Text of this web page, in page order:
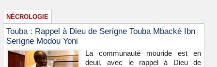
NÉCROLOGIE
Touba : Rappel à Dieu de Serigne Touba Mbacké Ibn
Serigne Modou Yoni
La communauté mouride est en
deuil, avec le rappel à Dieu de